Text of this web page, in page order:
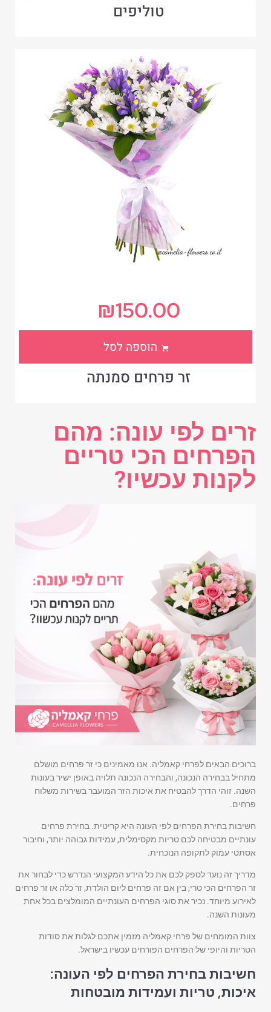
טוליפים
זר פרחים סמנתה
₪150.00
הוספה לסל
זרים לפי עונה: מהם
הפרחים הכי טריים
לקנות עכשיו?
ברוכים הבאים לפרחי קאמליה. אנו מאמינים כי זר פרחים מושלם
מתחיל בבחירה הנכונה, והבחירה הנכונה תלויה באופן ישיר בעונות
השנה. זוהי הדרך להבטיח את איכות הזר המועבר בשירות משלוח
פרחים.
חשיבות בחירת הפרחים לפי העונה היא קריטית. בחירת פרחים
עונתיים מבטיחה לכם טריות מקסימלית, עמידות גבוהה יותר, וחיבור
אסתטי עמוק לתקופה הנוכחית.
מדריך זה נועד לספק לכם את כל הידע המקצועי הנדרש כדי לבחור את
זר הפרחים הכי טרי, בין אם זה פרחים ליום הולדת, זר כלה או זר פרחים
לאירוע מיוחד. נכיר את סוגי הפרחים העונתיים המומלצים בכל אחת
מעונות השנה.
צוות המומחים של פרחי קאמליה מזמין אתכם לגלות את סודות
הטריות והיופי של הפרחים הפורחים עכשיו בישראל.
חשיבות בחירת הפרחים לפי העונה:
איכות, טריות ועמידות מובטחות